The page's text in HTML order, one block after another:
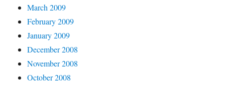
March 2009
February 2009
January 2009
December 2008
November 2008
October 2008